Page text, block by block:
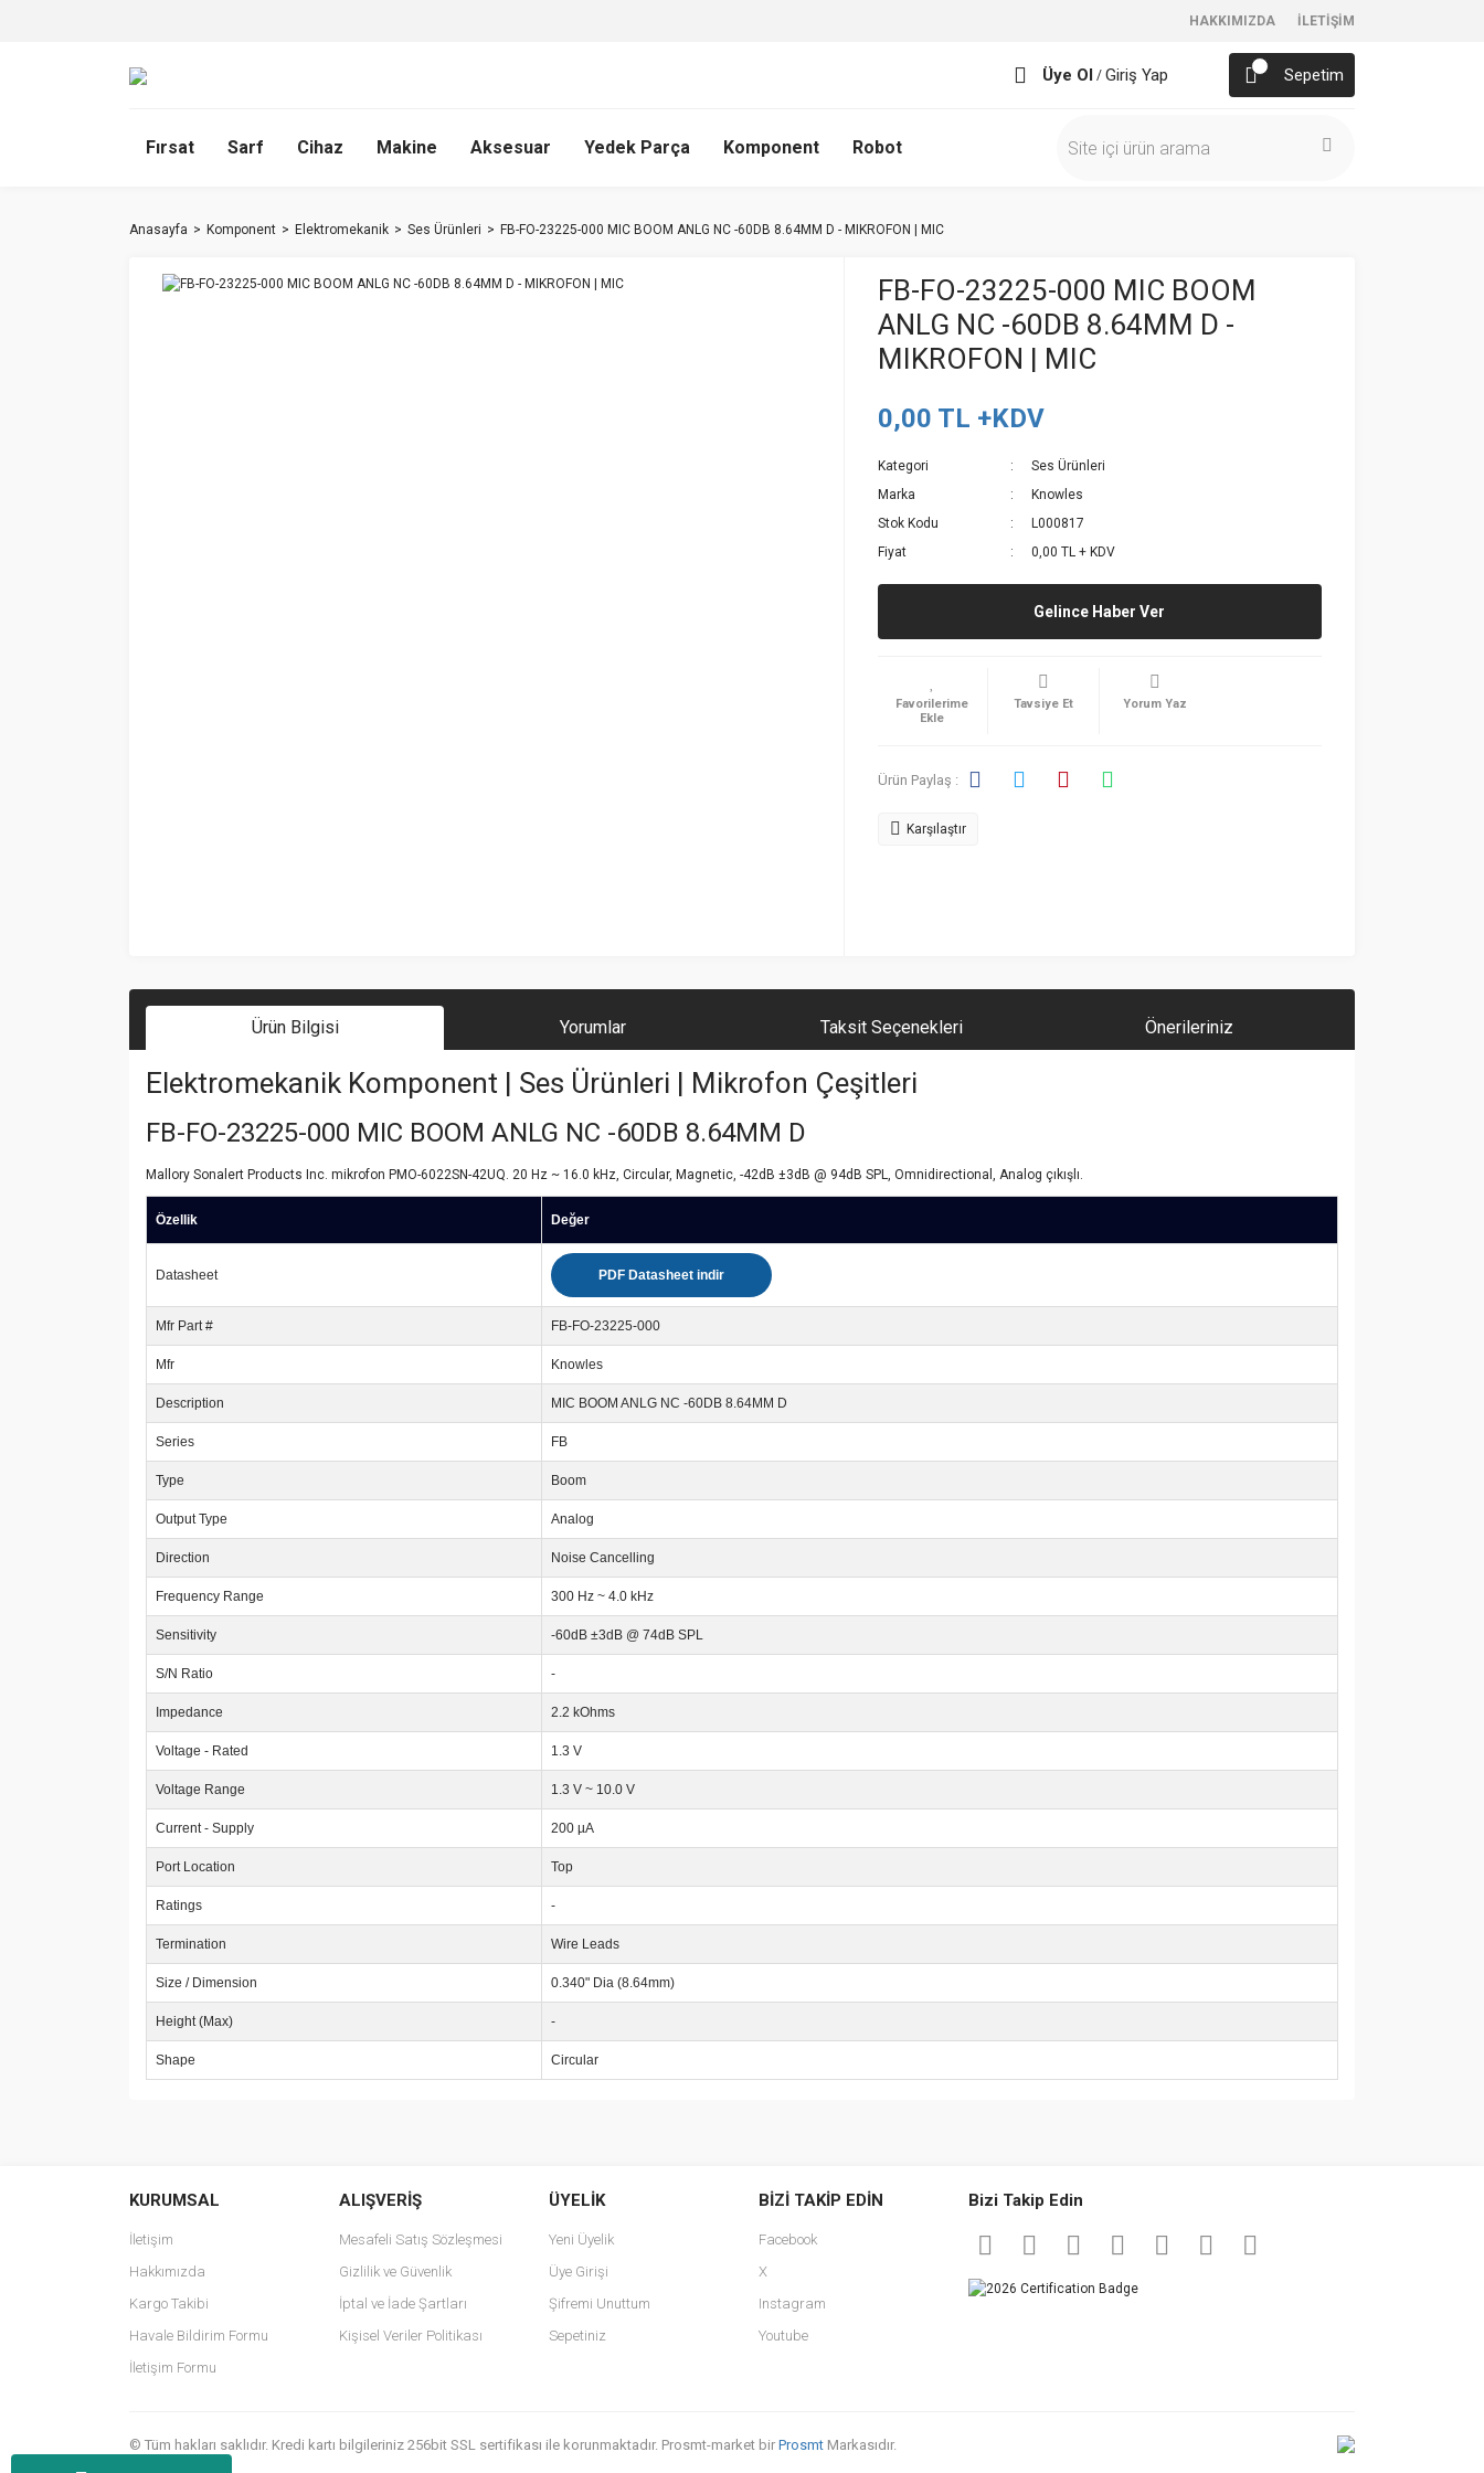
HAKKIMIZDA İLETİŞİM
Üye Ol / Giriş Yap Sepetim
Fırsat Sarf Cihaz Makine Aksesuar Yedek Parça Komponent Robot
Anasayfa Komponent Elektromekanik Ses Ürünleri FB-FO-23225-000 MIC BOOM ANLG NC -60DB 8.64MM D - MIKROFON | MIC
FB-FO-23225-000 MIC BOOM
ANLG NC -60DB 8.64MM D -
MIKROFON | MIC
0,00 TL +KDV
Kategori
Ses Ürünleri
Marka
Knowles
Stok Kodu
L000817
Fiyat
0,00 TL + KDV
Gelince Haber Ver
Tavsiye Et Yorum Yaz
Ürün Paylaş :
Karşılaştır
Ürün Bilgisi Yorumlar Taksit Seçenekleri Önerileriniz
Elektromekanik Komponent | Ses Ürünleri | Mikrofon Çeşitleri
FB-FO-23225-000 MIC BOOM ANLG NC -60DB 8.64MM D
Mallory Sonalert Products Inc. mikrofon PMO-6022SN-42UQ. 20 Hz ~ 16.0 kHz, Circular, Magnetic, -42dB ±3dB @ 94dB SPL, Omnidirectional, Analog çıkışlı.
Özellik Değer
Datasheet PDF Datasheet indir
Mfr Part # FB-FO-23225-000
Mfr Knowles
Description MIC BOOM ANLG NC -60DB 8.64MM D
Series FB
Type Boom
Output Type Analog
Direction Noise Cancelling
Frequency Range 300 Hz ~ 4.0 kHz
Sensitivity -60dB ±3dB @ 74dB SPL
S/N Ratio -
Impedance 2.2 kOhms
Voltage - Rated 1.3 V
Voltage Range 1.3 V ~ 10.0 V
Current - Supply 200 µA
Port Location Top
Ratings -
Termination Wire Leads
Size / Dimension 0.340" Dia (8.64mm)
Height (Max) -
Shape Circular
Ürün resmi kalitesiz, bozuk veya görüntülenemiyor.
Ürün açıklamasında eksik bilgiler bulunuyor.
Ürün bilgilerinde hatalar bulunuyor.
Ürün fiyatı diğer sitelerden daha pahalı.
KURUMSAL
İletişim
Hakkımızda
Kargo Takibi
Havale Bildirim Formu
İletişim Formu
ALIŞVERİŞ
Mesafeli Satış Sözleşmesi
Gizlilik ve Güvenlik
İptal ve İade Şartları
Kişisel Veriler Politikası
ÜYELİK
Yeni Üyelik
Üye Girişi
Şifremi Unuttum
Sepetiniz
BİZİ TAKİP EDİN
Facebook
X
Instagram
Youtube
Bizi Takip Edin
© Tüm hakları saklıdır. Kredi kartı bilgileriniz 256bit SSL sertifikası ile korunmaktadır. Prosmt-market bir Prosmt Markasıdır.